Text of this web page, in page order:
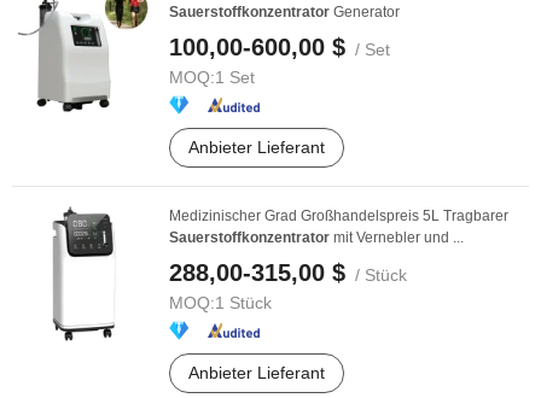
Sauerstoffkonzentrator Generator
100,00-600,00 $ / Set
MOQ:1 Set
Anbieter Lieferant
Medizinischer Grad Großhandelspreis 5L Tragbarer
Sauerstoffkonzentrator mit Vernebler und ...
288,00-315,00 $ / Stück
MOQ:1 Stück
Anbieter Lieferant